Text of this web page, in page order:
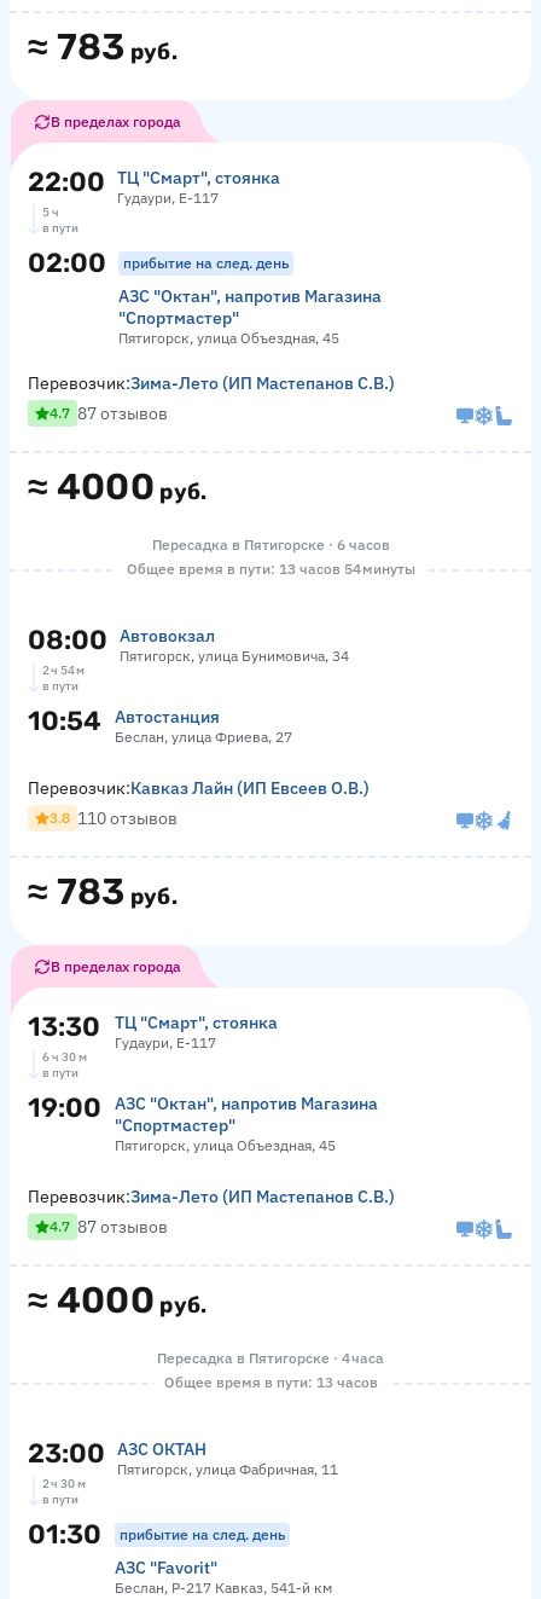
≈ 783 руб.
В пределах города
22:00 ТЦ "Смарт", стоянка
Гудаури, Е-117
5 ч
в пути
02:00 прибытие на след. день
АЗС "Октан", напротив Магазина
"Спортмастер"
Пятигорск, улица Объездная, 45
≈ 4000 руб.
Перевозчик:Зима-Лето (ИП Мастепанов С.В.)
4.7 87 отзывов
Пересадка в Пятигорске · 6 часов
Общее время в пути: 13 часов 54 минуты
08:00 Автовокзал
Пятигорск, улица Бунимовича, 34
2 ч 54 м
в пути
10:54 Автостанция
Беслан, улица Фриева, 27
≈ 783 руб.
Перевозчик:Кавказ Лайн (ИП Евсеев О.В.)
3.8 110 отзывов
В пределах города
13:30 ТЦ "Смарт", стоянка
Гудаури, Е-117
6 ч 30 м
в пути
19:00
АЗС "Октан", напротив Магазина
"Спортмастер"
Пятигорск, улица Объездная, 45
≈ 4000 руб.
Перевозчик:Зима-Лето (ИП Мастепанов С.В.)
4.7 87 отзывов
Пересадка в Пятигорске · 4 часа
Общее время в пути: 13 часов
23:00 АЗС ОКТАН
Пятигорск, улица Фабричная, 11
2 ч 30 м
в пути
01:30 прибытие на след. день
АЗС "Favorit"
Беслан, Р-217 Кавказ, 541-й км